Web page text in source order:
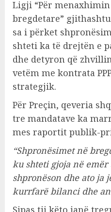
Ligji “Për
bregdetare”
sa i përket
shteti ka të drejtën e
dhe detyron që
vetëm me kontrata
strategjik.
Për Preçin, qeveria
tre mandatave ka
mes raportit publik-
“Shpronësimet në
ku shteti gjoja në
shpronëson dhe ato ja
kurrfarë bilanci dhe